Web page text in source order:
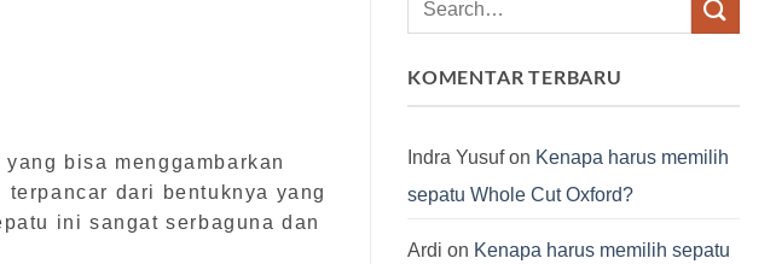
bisa menggambarkan
dari bentuknya yang
ini sangat serbaguna dan
KOMENTAR TERBARU
Indra Yusufon Kenapa harus memilih
sepatu Whole Cut Oxford?
Ardi on Kenapa harus memilih sepatu